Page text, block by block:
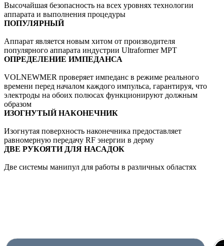
Высочайшая безопасность на всех уровнях технологии
аппарата и выполнения процедуры
ПОПУЛЯРНЫЙ
Аппарат является новым хитом от производителя
популярного аппарата индустрии Ultraformer MPT
ОПРЕДЕЛЕНИЕ ИМПЕДАНСА
VOLNEWMER проверяет импеданс в режиме реального
времени перед началом каждого импульса, гарантируя, что
электроды на обоих полюсах функционируют должным
образом
ИЗОГНУТЫЙ НАКОНЕЧНИК
Изогнутая поверхность наконечника предоставляет
равномерную передачу RF энергии в дерму
ДВЕ РУКОЯТИ ДЛЯ НАСАДОК
Две системы манипул для работы в различных областях